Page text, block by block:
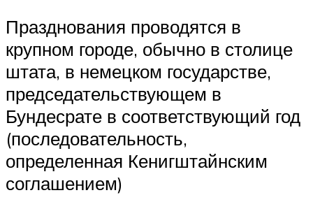
Празднования проводятся в
крупном городе, обычно в столице
штата, в немецком государстве,
председательствующем в
Бундесрате в соответствующий год
(последовательность,
определенная Кенигштайнским
соглашением)